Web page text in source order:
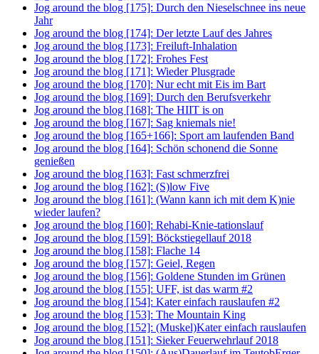
Jog around the blog [175]: Durch den Nieselschnee ins neue
Jahr
Jog around the blog [174]: Der letzte Lauf des Jahres
Jog around the blog [173]: Freiluft-Inhalation
Jog around the blog [172]: Frohes Fest
Jog around the blog [171]: Wieder Plusgrade
Jog around the blog [170]: Nur echt mit Eis im Bart
Jog around the blog [169]: Durch den Berufsverkehr
Jog around the blog [168]: The HIIT is on
Jog around the blog [167]: Sag kniemals nie!
Jog around the blog [165+166]: Sport am laufenden Band
Jog around the blog [164]: Schön schonend die Sonne
genießen
Jog around the blog [163]: Fast schmerzfrei
Jog around the blog [162]: (S)low Five
Jog around the blog [161]: (Wann kann ich mit dem K)nie
wieder laufen?
Jog around the blog [160]: Rehabi-Knie-tationslauf
Jog around the blog [159]: Böckstiegellauf 2018
Jog around the blog [158]: Flache 14
Jog around the blog [157]: Geiel, Regen
Jog around the blog [156]: Goldene Stunden im Grünen
Jog around the blog [155]: UFF, ist das warm #2
Jog around the blog [154]: Kater einfach rauslaufen #2
Jog around the blog [153]: The Mountain King
Jog around the blog [152]: (Muskel)Kater einfach rauslaufen
Jog around the blog [151]: Sieker Feuerwehrlauf 2018